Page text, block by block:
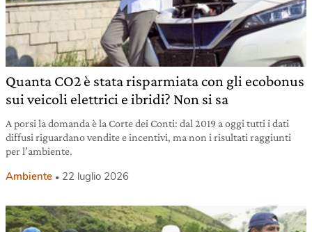
Quanta CO2 è stata risparmiata con gli ecobonus
sui veicoli elettrici e ibridi? Non si sa
A porsi la domanda è la Corte dei Conti: dal 2019 a oggi tutti i dati
diffusi riguardano vendite e incentivi, ma non i risultati raggiunti
per l’ambiente.
Ambiente 22 luglio 2026